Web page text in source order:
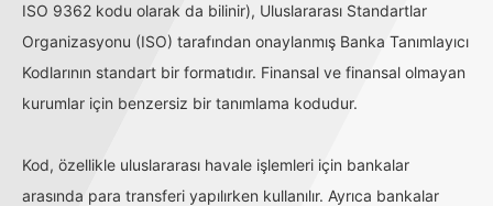
ISO 9362 kodu olarak da bilinir), Uluslararası Standartlar
Organizasyonu (ISO) tarafından onaylanmış Banka Tanımlayıcı
Kodlarının standart bir formatıdır. Finansal ve finansal olmayan
kurumlar için benzersiz bir tanımlama kodudur.
Kod, özellikle uluslararası havale işlemleri için bankalar
arasında para transferi yapılırken kullanılır. Ayrıca bankalar